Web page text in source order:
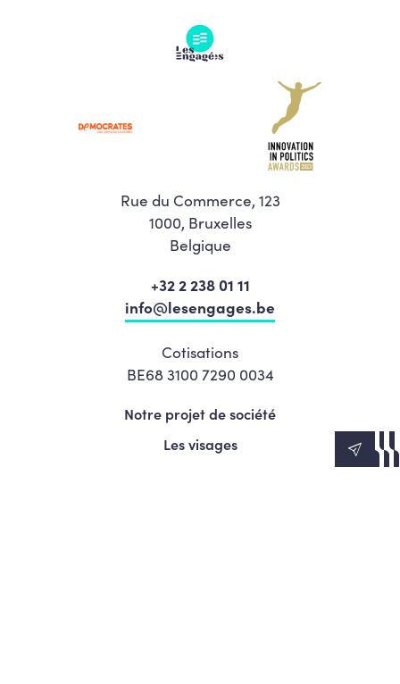
Rue du Commerce, 123
1000, Bruxelles
Belgique
+32 2 238 01 11
info@lesengages.be
Cotisations
BE68 3100 7290 0034
Notre projet de société
Les visages